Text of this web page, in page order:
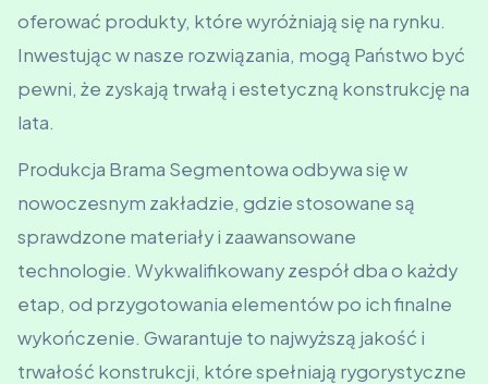
oferować produkty, które wyróżniają się na rynku.
Inwestując w nasze rozwiązania, mogą Państwo być
pewni, że zyskają trwałą i estetyczną konstrukcję na
lata.
Produkcja Brama Segmentowa odbywa się w
nowoczesnym zakładzie, gdzie stosowane są
sprawdzone materiały i zaawansowane
technologie. Wykwalifikowany zespół dba o każdy
etap, od przygotowania elementów po ich finalne
wykończenie. Gwarantuje to najwyższą jakość i
trwałość konstrukcji, które spełniają rygorystyczne